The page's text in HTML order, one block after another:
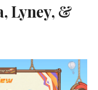
Lyney, &